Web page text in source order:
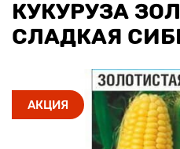
КУКУРУЗА
СЛАДКАЯ
АКЦИЯ